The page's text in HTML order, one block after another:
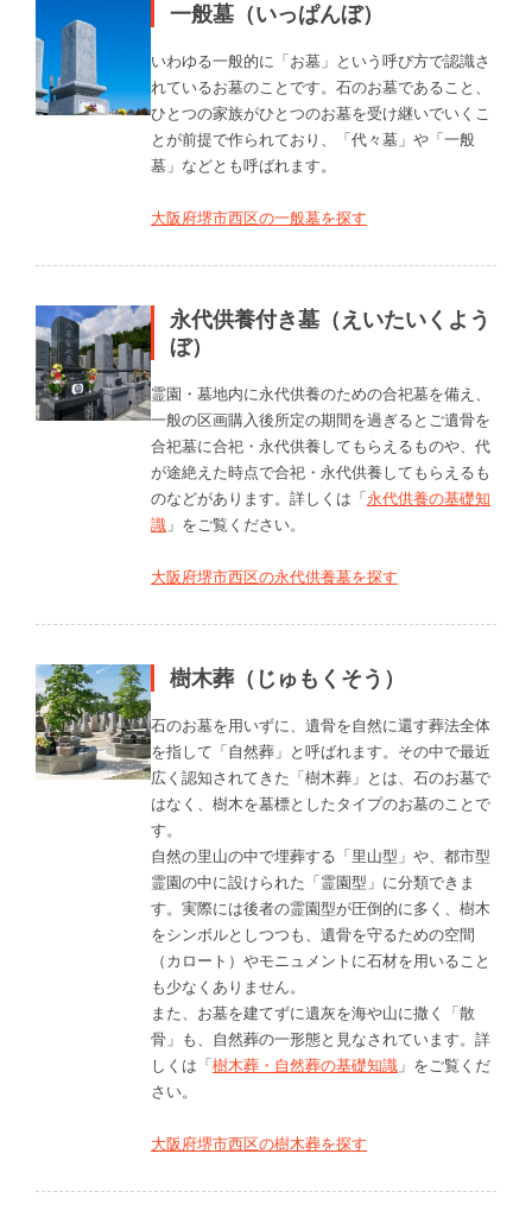
一般墓（いっぱんぼ）
いわゆる一般的に「お墓」という呼び方で認識さ
れているお墓のことです。石のお墓であること、
ひとつの家族がひとつのお墓を受け継いでいくこ
とが前提で作られており、「代々墓」や「一般
墓」などとも呼ばれます。
大阪府堺市西区の一般墓を探す
永代供養付き墓（えいたいくよう
ぼ）
霊園・墓地内に永代供養のための合祀墓を備え、
一般の区画購入後所定の期間を過ぎるとご遺骨を
合祀墓に合祀・永代供養してもらえるものや、代
が途絶えた時点で合祀・永代供養してもらえるも
のなどがあります。詳しくは「永代供養の基礎知
識 」をご覧ください。
大阪府堺市西区の永代供養墓を探す
樹木葬（じゅもくそう）
石のお墓を用いずに、遺骨を自然に還す葬法全体
を指して「自然葬」と呼ばれます。その中で最近
広く認知されてきた「樹木葬」とは、石のお墓で
はなく、樹木を墓標としたタイプのお墓のことで
す。
自然の里山の中で埋葬する「里山型」や、都市型
霊園の中に設けられた「霊園型」に分類できま
す。実際には後者の霊園型が圧倒的に多く、樹木
をシンボルとしつつも、遺骨を守るための空間
（カロート）やモニュメントに石材を用いること
も少なくありません。
また、お墓を建てずに遺灰を海や山に撒く「散
骨」も、自然葬の一形態と見なされています。詳
しくは「樹木葬・自然葬の基礎知識 」をご覧くだ
さい。
大阪府堺市西区の樹木葬を探す